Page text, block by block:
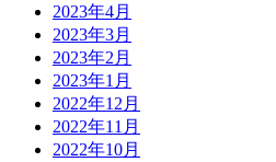
2023年4月
2023年3月
2023年2月
2023年1月
2022年12月
2022年11月
2022年10月